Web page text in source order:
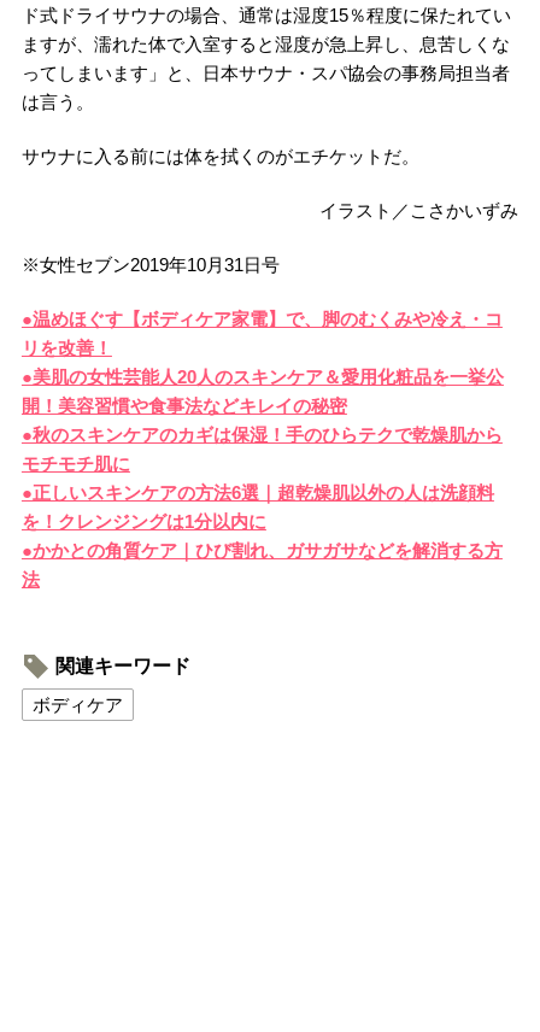
ド式ドライサウナの場合、通常は湿度15％程度に保たれてい
ますが、濡れた体で入室すると湿度が急上昇し、息苦しくな
ってしまいます」と、日本サウナ・スパ協会の事務局担当者
は言う。
サウナに入る前には体を拭くのがエチケットだ。
イラスト／こさかいずみ
※女性セブン2019年10月31日号
●温めほぐす【ボディケア家電】で、脚のむくみや冷え・コ
リを改善！
●美肌の女性芸能人20人のスキンケア＆愛用化粧品を一挙公
開！美容習慣や食事法などキレイの秘密
●秋のスキンケアのカギは保湿！手のひらテクで乾燥肌から
モチモチ肌に
●正しいスキンケアの方法6選｜超乾燥肌以外の人は洗顔料
を！クレンジングは1分以内に
●かかとの角質ケア｜ひび割れ、ガサガサなどを解消する方
法
関連キーワード
ボディケア